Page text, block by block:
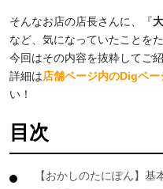
そんなお店の店長さんに、『
など、気になっていたことを
今回はその内容を抜粋してご紹
詳細は店舗ページ内のDigペー
い！
目次
【おかしのたにぽん】基